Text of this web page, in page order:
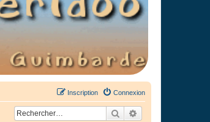
Connexion
Inscription
Rechercher